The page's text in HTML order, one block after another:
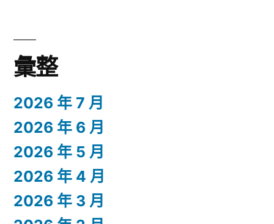
彙整
2026 年 7 月
2026 年 6 月
2026 年 5 月
2026 年 4 月
2026 年 3 月